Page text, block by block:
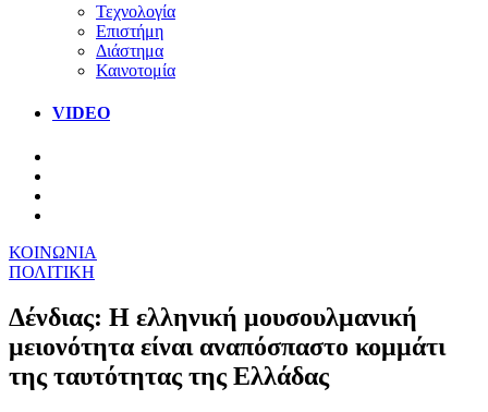
Τεχνολογία
Επιστήμη
Διάστημα
Καινοτομία
VIDEO
ΚΟΙΝΩΝΙΑ
ΠΟΛΙΤΙΚΗ
Δένδιας: Η ελληνική μουσουλμανική
μειονότητα είναι αναπόσπαστο κομμάτι
της ταυτότητας της Ελλάδας